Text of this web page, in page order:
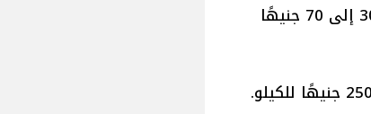
- أما عن السمك البلطي الأسواني، فيتراوح سعره اليوم من 30 إلى 70 جنيهًا